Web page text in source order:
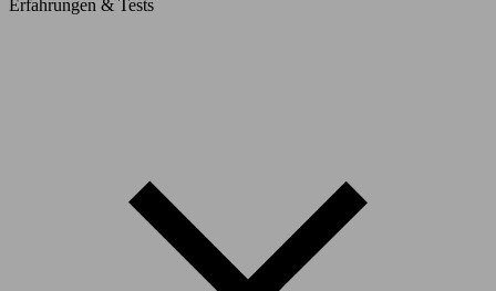
Erfahrungen & Tests